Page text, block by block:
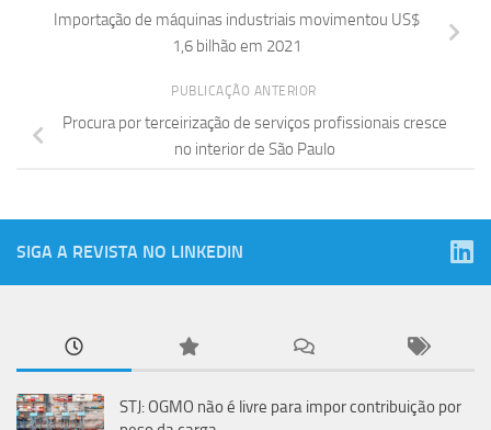
Importação de máquinas industriais movimentou US$
1,6 bilhão em 2021
PUBLICAÇÃO ANTERIOR
Procura por terceirização de serviços profissionais cresce
no interior de São Paulo
SIGA A REVISTA NO LINKEDIN
STJ: OGMO não é livre para impor contribuição por